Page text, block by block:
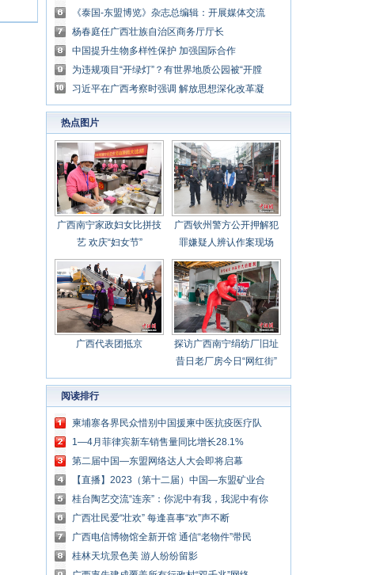
《泰国-东盟博览》杂志总编辑：开展媒体交流
讲好中国与东盟合作故事
杨春庭任广西壮族自治区商务厅厅长
中国提升生物多样性保护 加强国际合作
为违规项目“开绿灯”？有世界地质公园被“开膛
破肚”
习近平在广西考察时强调 解放思想深化改革凝
心聚力担当实干 建设新时代中国特色社会主义
壮美
热点图片
广西南宁家政妇女比拼技
艺 欢庆“妇女节”
广西钦州警方公开押解犯
罪嫌疑人辨认作案现场
广西代表团抵京
探访广西南宁绢纺厂旧址
昔日老厂房今日“网红街”
阅读排行
柬埔寨各界民众惜别中国援柬中医抗疫医疗队
1—4月菲律宾新车销售量同比增长28.1%
第二届中国—东盟网络达人大会即将启幕
【直播】2023（第十二届）中国—东盟矿业合
作论坛暨推介展示会开幕
桂台陶艺交流“连亲”：你泥中有我，我泥中有你
广西壮民爱“壮欢” 每逢喜事“欢”声不断
广西电信博物馆全新开馆 通信“老物件”带民
众“穿越”时光
桂林天坑景色美 游人纷纷留影